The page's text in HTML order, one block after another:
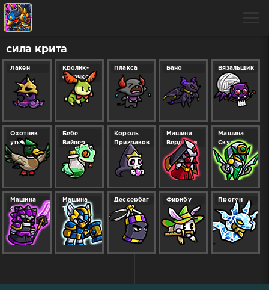
сила крита
Лакен
Кролик-
семечко
Плакса Бано Вязальщик
Охотник
утка
Бебе
Вайпер
Король
Призраков
Машина
Верданди
Машина
Скульд
Машина
Один
Машина
Тор
Дессербаг Фирибу Прогон